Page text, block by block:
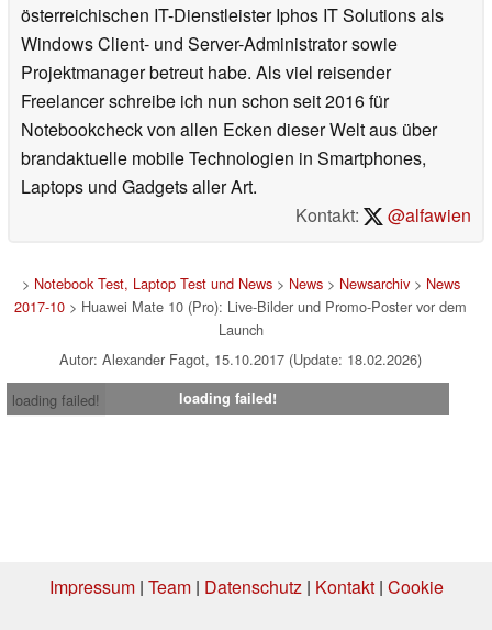
österreichischen IT-Dienstleister Iphos IT Solutions als
Windows Client- und Server-Administrator sowie
Projektmanager betreut habe. Als viel reisender
Freelancer schreibe ich nun schon seit 2016 für
Notebookcheck von allen Ecken dieser Welt aus über
brandaktuelle mobile Technologien in Smartphones,
Laptops und Gadgets aller Art.
Kontakt:
@alfawien
> Notebook Test, Laptop Test und News> News> Newsarchiv> News
2017-10 > Huawei Mate 10 (Pro): Live-Bilder und Promo-Poster vor dem
Launch
Autor: Alexander Fagot, 15.10.2017 (Update: 18.02.2026)
loading failed!
loading failed!
Impressum| Team| Datenschutz | Kontakt| Cookie